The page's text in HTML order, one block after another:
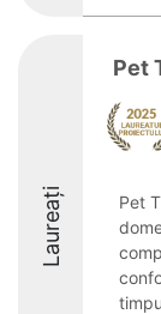
Laureați
Pet
Pet